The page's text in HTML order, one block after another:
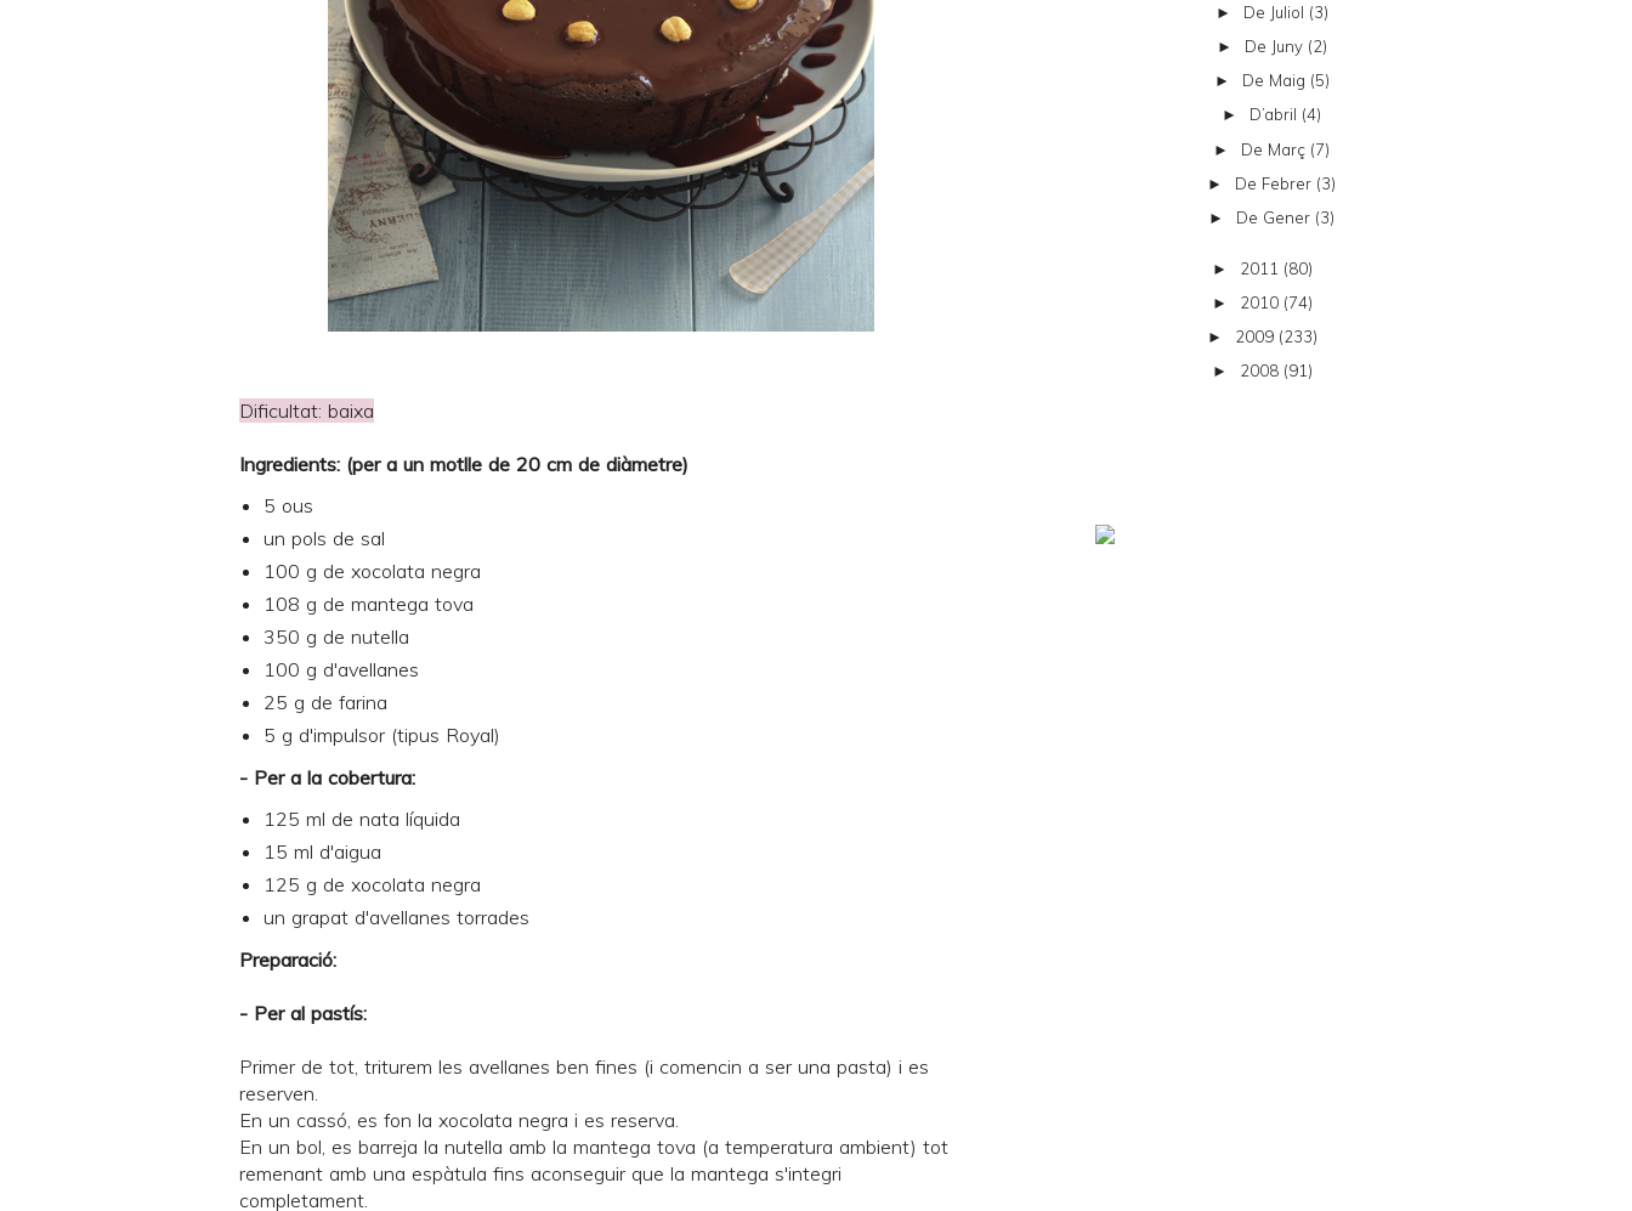
Dificultat: baixa
Ingredients: (per a un motlle de 20 cm de diàmetre)
5 ous
un pols de sal
100 g de xocolata negra
108 g de mantega tova
350 g de nutella
100 g d'avellanes
25 g de farina
5 g d'impulsor (tipus Royal)
- Per a la cobertura:
125 ml de nata líquida
15 ml d'aigua
125 g de xocolata negra
un grapat d'avellanes torrades
Preparació:
- Per al pastís:
Primer de tot, triturem les avellanes ben fines (i comencin a ser una pasta) i es
reserven.
En un cassó, es fon la xocolata negra i es reserva.
En un bol, es barreja la nutella amb la mantega tova (a temperatura ambient) tot
remenant amb una espàtula fins aconseguir que la mantega s'integri
completament.
► De Juliol (3)
► De Juny (2)
► De Maig (5)
► D’abril (4)
► De Març (7)
► De Febrer (3)
► De Gener (3)
► 2011 (80)
► 2010 (74)
► 2009 (233)
► 2008 (91)